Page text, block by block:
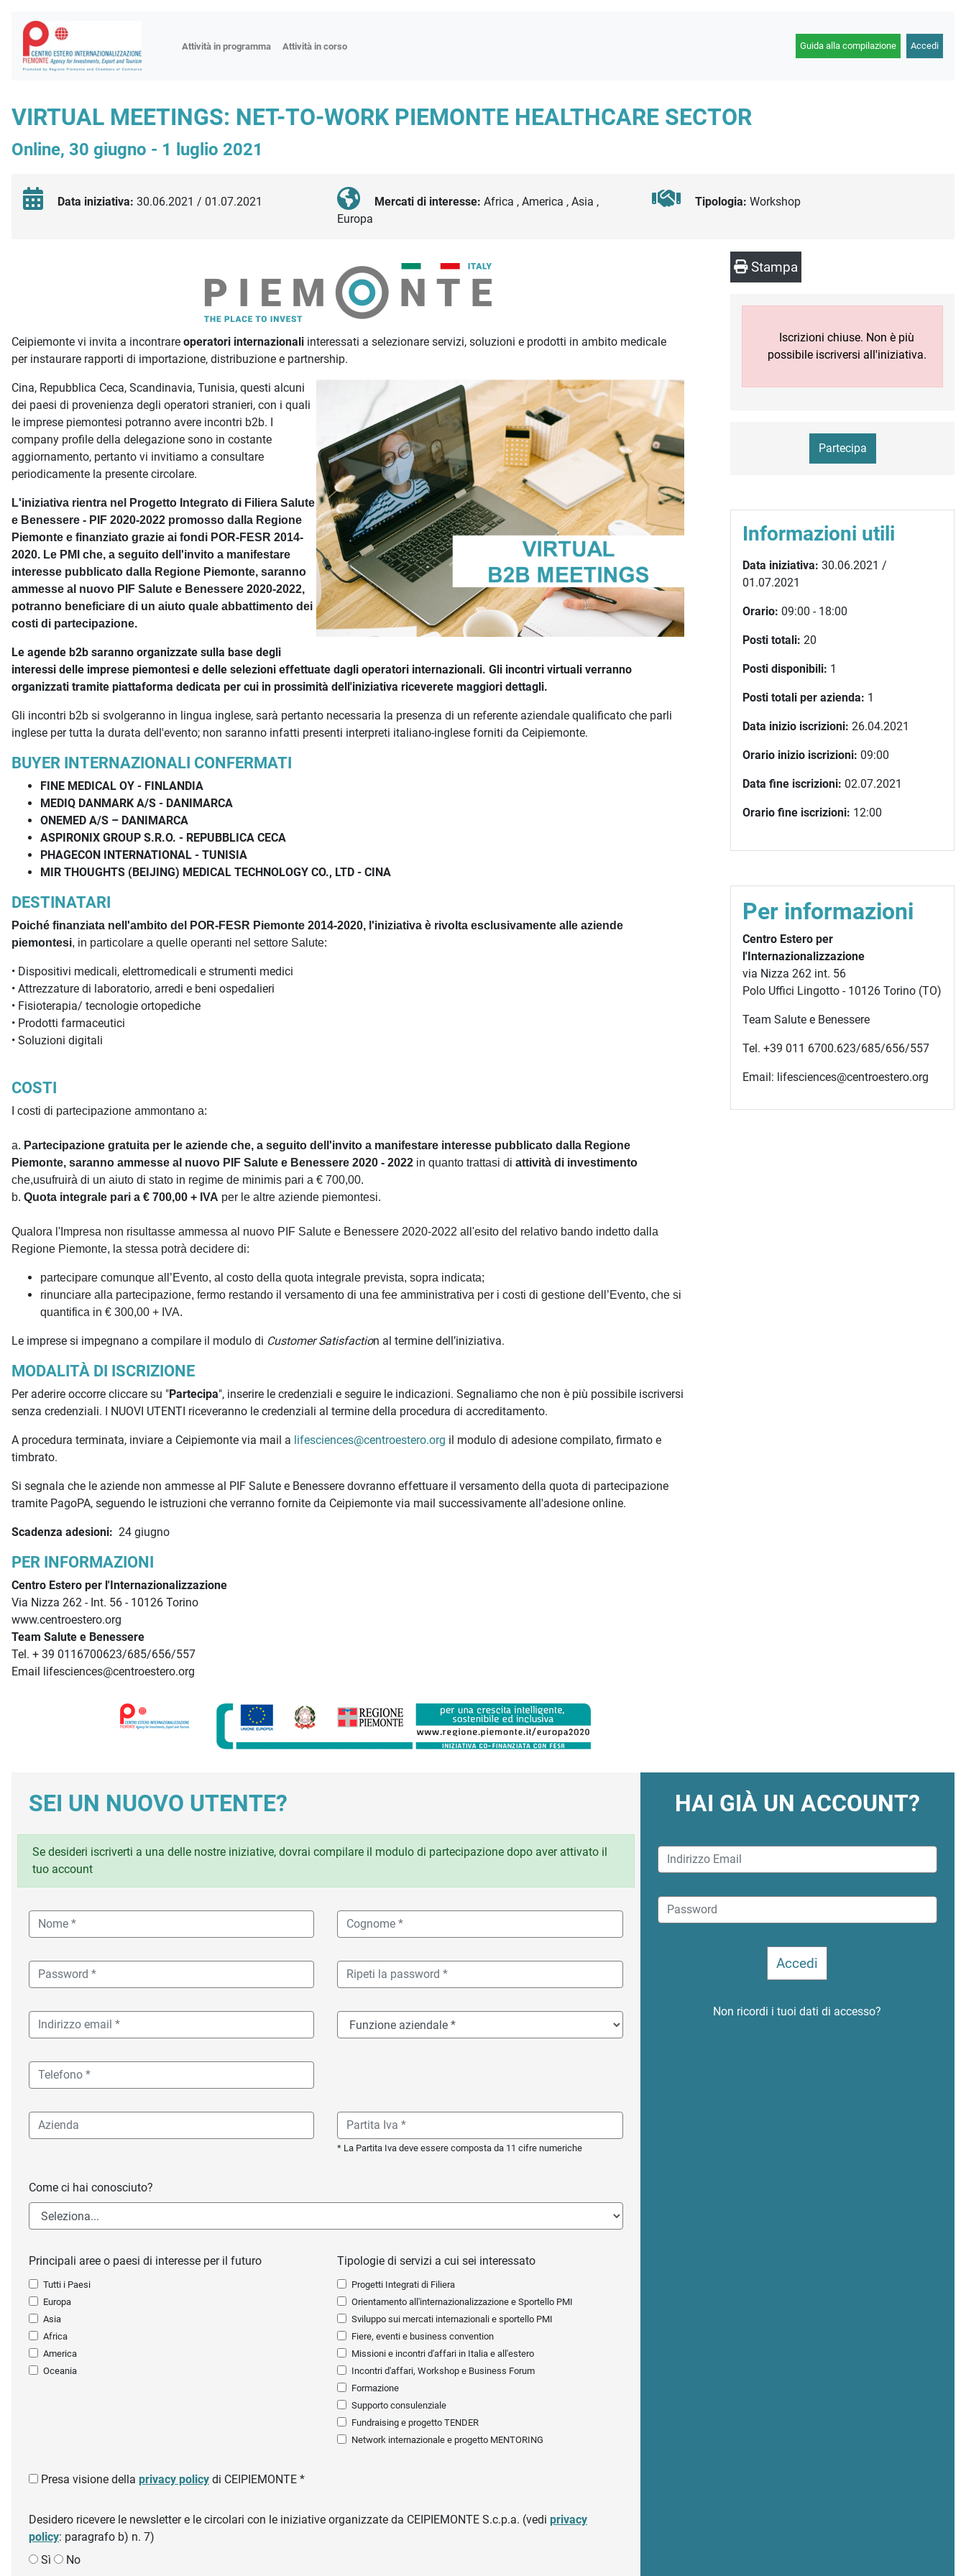
Attività in programma Attività in corso
Fiere
Workshop
Focus settoriali
Progetto tender
Guida alla compilazione Accedi
VIRTUAL MEETINGS: NET-TO-WORK PIEMONTE HEALTHCARE SECTOR
Online, 30 giugno - 1 luglio 2021
Data iniziativa: 30.06.2021 / 01.07.2021 Mercati di interesse: Africa , America , Asia ,
Europa
Tipologia: Workshop
Descrizione iniziativa
Ceipiemonte vi invita a incontrare operatori internazionali interessati a selezionare servizi, soluzioni e prodotti in ambito medicale
per instaurare rapporti di importazione, distribuzione e partnership.
Cina, Repubblica Ceca, Scandinavia, Tunisia, questi alcuni
dei paesi di provenienza degli operatori stranieri, con i quali
le imprese piemontesi potranno avere incontri b2b. I
company profile della delegazione sono in costante
aggiornamento, pertanto vi invitiamo a consultare
periodicamente la presente circolare.
L'iniziativa rientra nel Progetto Integrato di Filiera Salute
e Benessere - PIF 2020-2022 promosso dalla Regione
Piemonte e finanziato grazie ai fondi POR-FESR 2014-
2020. Le PMI che, a seguito dell'invito a manifestare
interesse pubblicato dalla Regione Piemonte, saranno
ammesse al nuovo PIF Salute e Benessere 2020-2022,
potranno beneficiare di un aiuto quale abbattimento dei
costi di partecipazione.
Le agende b2b saranno organizzate sulla base degli
interessi delle imprese piemontesi e delle selezioni effettuate dagli operatori internazionali. Gli incontri virtuali verranno
organizzati tramite piattaforma dedicata per cui in prossimità dell'iniziativa riceverete maggiori dettagli.
Gli incontri b2b si svolgeranno in lingua inglese, sarà pertanto necessaria la presenza di un referente aziendale qualificato che parli
inglese per tutta la durata dell'evento; non saranno infatti presenti interpreti italiano-inglese forniti da Ceipiemonte.
BUYER INTERNAZIONALI CONFERMATI
FINE MEDICAL OY - FINLANDIA
MEDIQ DANMARK A/S - DANIMARCA
ONEMED A/S – DANIMARCA
ASPIRONIX GROUP S.R.O. - REPUBBLICA CECA
PHAGECON INTERNATIONAL - TUNISIA
MIR THOUGHTS (BEIJING) MEDICAL TECHNOLOGY CO., LTD - CINA
DESTINATARI
Poiché finanziata nell'ambito del POR-FESR Piemonte 2014-2020, l'iniziativa è rivolta esclusivamente alle aziende
piemontesi, in particolare a quelle operanti nel settore Salute:
• Dispositivi medicali, elettromedicali e strumenti medici
• Attrezzature di laboratorio, arredi e beni ospedalieri
• Fisioterapia/ tecnologie ortopediche
• Prodotti farmaceutici
• Soluzioni digitali
COSTI
I costi di partecipazione ammontano a:
a. Partecipazione gratuita per le aziende che, a seguito dell'invito a manifestare interesse pubblicato dalla Regione
Piemonte, saranno ammesse al nuovo PIF Salute e Benessere 2020 - 2022 in quanto trattasi di attività di investimento
che,usufruirà di un aiuto di stato in regime de minimis pari a € 700,00.
b. Quota integrale pari a € 700,00 + IVA per le altre aziende piemontesi.
Qualora l'Impresa non risultasse ammessa al nuovo PIF Salute e Benessere 2020-2022 all'esito del relativo bando indetto dalla
Regione Piemonte, la stessa potrà decidere di:
partecipare comunque all’Evento, al costo della quota integrale prevista, sopra indicata;
rinunciare alla partecipazione, fermo restando il versamento di una fee amministrativa per i costi di gestione dell’Evento, che si
quantifica in € 300,00 + IVA.
Le imprese si impegnano a compilare il modulo di Customer Satisfaction al termine dell’iniziativa.
MODALITÀ DI ISCRIZIONE
Per aderire occorre cliccare su "Partecipa", inserire le credenziali e seguire le indicazioni. Segnaliamo che non è più possibile iscriversi
senza credenziali. I NUOVI UTENTI riceveranno le credenziali al termine della procedura di accreditamento.
A procedura terminata, inviare a Ceipiemonte via mail a lifesciences@centroestero.org il modulo di adesione compilato, firmato e
timbrato.
Si segnala che le aziende non ammesse al PIF Salute e Benessere dovranno effettuare il versamento della quota di partecipazione
tramite PagoPA, seguendo le istruzioni che verranno fornite da Ceipiemonte via mail successivamente all'adesione online.
Scadenza adesioni: 24 giugno
PER INFORMAZIONI
Centro Estero per l'Internazionalizzazione
Via Nizza 262 - Int. 56 - 10126 Torino
www.centroestero.org
Team Salute e Benessere
Tel. + 39 0116700623/685/656/557
Email lifesciences@centroestero.org
Stampa
Iscrizioni chiuse. Non è più
possibile iscriversi all'iniziativa.
Partecipa
Informazioni utili
Data iniziativa: 30.06.2021 /
01.07.2021
Orario: 09:00 - 18:00
Posti totali: 20
Posti disponibili: 1
Posti totali per azienda: 1
Data inizio iscrizioni: 26.04.2021
Orario inizio iscrizioni: 09:00
Data fine iscrizioni: 02.07.2021
Orario fine iscrizioni: 12:00
Per informazioni
Centro Estero per
l'Internazionalizzazione
via Nizza 262 int. 56
Polo Uffici Lingotto - 10126 Torino (TO)
Team Salute e Benessere
Tel. +39 011 6700.623/685/656/557
Email: lifesciences@centroestero.org
SEI UN NUOVO UTENTE?
Se desideri iscriverti a una delle nostre iniziative, dovrai compilare il modulo di partecipazione dopo aver attivato il
tuo account
* La Partita Iva deve essere composta da 11 cifre numeriche
Come ci hai conosciuto?
Principali aree o paesi di interesse per il futuro
Tutti i Paesi
Europa
Asia
Africa
America
Oceania
Tipologie di servizi a cui sei interessato
Progetti Integrati di Filiera
Orientamento all'internazionalizzazione e Sportello PMI
Sviluppo sui mercati internazionali e sportello PMI
Fiere, eventi e business convention
Missioni e incontri d'affari in Italia e all'estero
Incontri d'affari, Workshop e Business Forum
Formazione
Supporto consulenziale
Fundraising e progetto TENDER
Network internazionale e progetto MENTORING
Presa visione della privacy policy di CEIPIEMONTE *
Desidero ricevere le newsletter e le circolari con le iniziative organizzate da CEIPIEMONTE S.c.p.a. (vedi privacy
policy: paragrafo b) n. 7)
Sì
No
HAI GIÀ UN ACCOUNT?
Non ricordi i tuoi dati di accesso?